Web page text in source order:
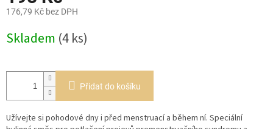
176,79 Kč bez DPH
cena:
Skladem (4 ks)
Přidat do košíku
Užívejte si pohodové dny i před menstruací a během ní. Speciální